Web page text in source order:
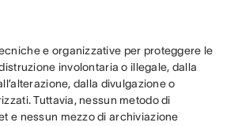
e organizzative per proteggere le
involontaria o illegale, dalla
dalla divulgazione o
Tuttavia, nessun metodo di
e nessun mezzo di archiviazione